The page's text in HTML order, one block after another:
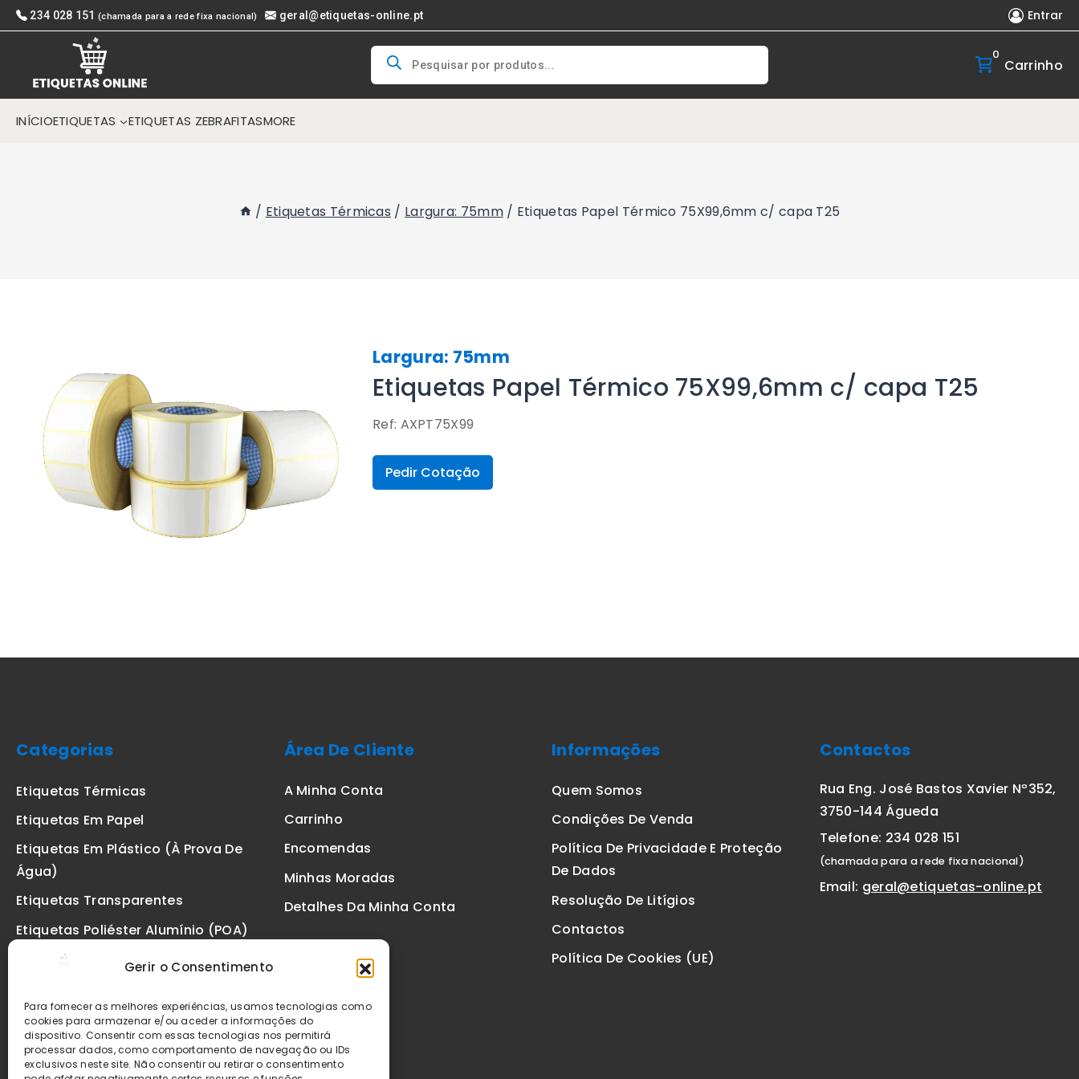
Gerir o Consentimento
Para fornecer as melhores experiências, usamos tecnologias como
cookies para armazenar e/ou aceder a informações do
dispositivo. Consentir com essas tecnologias nos permitirá
processar dados, como comportamento de navegação ou IDs
exclusivos neste site. Não consentir ou retirar o consentimento
Skip
to
234 028 151 (chamada para a rede fixa nacional) geral@etiquetas-online.pt Entrar
Products
search
0
Carrinho
INÍCIOETIQUETAS ETIQUETAS ZEBRAFITASMORE
/ Etiquetas Térmicas / Largura: 75mm / Etiquetas Papel Térmico 75X99,6mm c/ capa T25
Largura: 75mm
Etiquetas Papel Térmico 75X99,6mm c/ capa T25
Ref: AXPT75X99
Pedir Cotação
Categorias
Etiquetas Térmicas
Etiquetas Em Papel
Etiquetas Em Plástico (à Prova De
Água)
Etiquetas Transparentes
Etiquetas Poliéster Alumínio (POA)
Etiquetas De Segurança VOID
Etiquetas Zebra
Fitas
Área De Cliente
A Minha Conta
Carrinho
Encomendas
Minhas Moradas
Detalhes Da Minha Conta
Informações
Quem Somos
Condições De Venda
Política De Privacidade E Proteção
De Dados
Resolução De Litígios
Contactos
Política De Cookies (UE)
Contactos
Rua Eng. José Bastos Xavier Nº352,
3750-144 Águeda
Telefone: 234 028 151
(chamada para a rede fixa nacional)
Email: geral@etiquetas-online.pt